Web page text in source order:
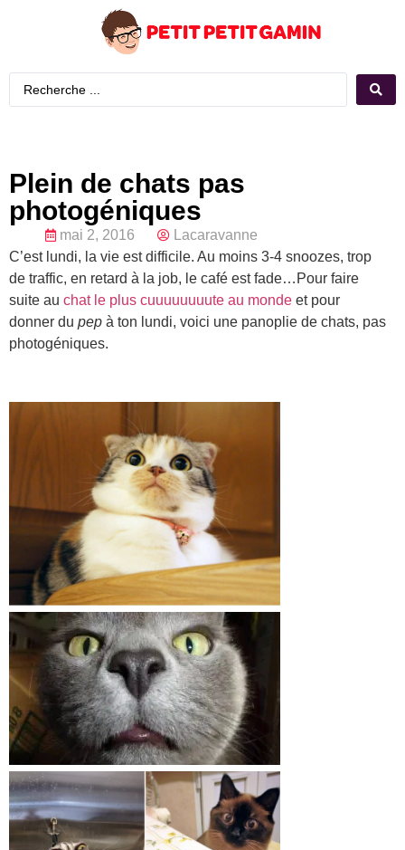
Plein de chats pas
photogéniques
mai 2, 2016
Lacaravanne
C’est lundi, la vie est difficile. Au moins 3-4 snoozes, trop
de traffic, en retard à la job, le café est fade…Pour faire
suite au chat le plus cuuuuuuuute au monde et pour
donner du pep à ton lundi, voici une panoplie de chats, pas
photogéniques.